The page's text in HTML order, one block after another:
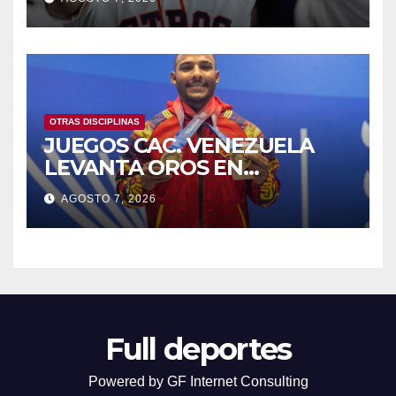
OTRAS DISCIPLINAS
JUEGOS CAC. VENEZUELA
LEVANTA OROS EN
HALTEROFILIA Y TIRO
AGOSTO 7, 2026
Full deportes
Powered by GF Internet Consulting